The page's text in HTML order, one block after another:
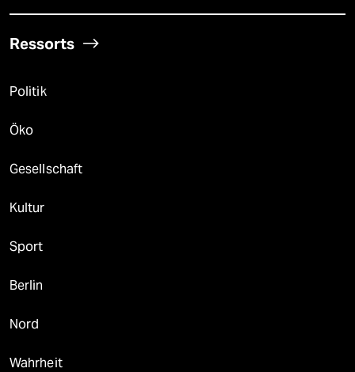
Ressorts
Politik
Öko
Gesellschaft
Kultur
Sport
Berlin
Nord
Wahrheit